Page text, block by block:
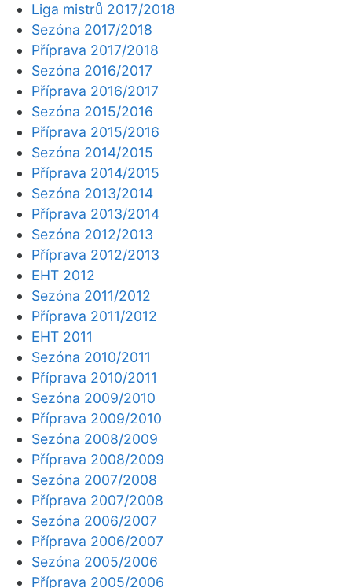
Liga mistrů 2017/2018
Sezóna 2017/2018
Příprava 2017/2018
Sezóna 2016/2017
Příprava 2016/2017
Sezóna 2015/2016
Příprava 2015/2016
Sezóna 2014/2015
Příprava 2014/2015
Sezóna 2013/2014
Příprava 2013/2014
Sezóna 2012/2013
Příprava 2012/2013
EHT 2012
Sezóna 2011/2012
Příprava 2011/2012
EHT 2011
Sezóna 2010/2011
Příprava 2010/2011
Sezóna 2009/2010
Příprava 2009/2010
Sezóna 2008/2009
Příprava 2008/2009
Sezóna 2007/2008
Příprava 2007/2008
Sezóna 2006/2007
Příprava 2006/2007
Sezóna 2005/2006
Příprava 2005/2006